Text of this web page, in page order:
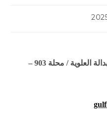
: العراق – بغداد – مقابل بدالة العلوية / محلة 903 –